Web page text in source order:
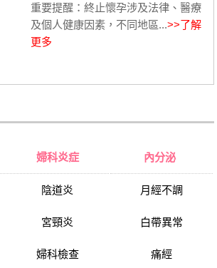
重要提醒：終止懷孕涉及法律、醫療
及個人健康因素，不同地區...>>了解
更多
婦科炎症
陰道炎
宮頸炎
婦科檢查
內分泌
月經不調
白帶異常
痛經